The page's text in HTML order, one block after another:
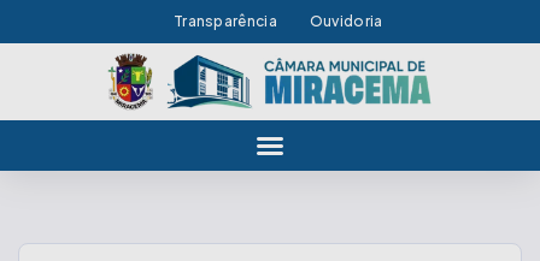
Transparência Ouvidoria